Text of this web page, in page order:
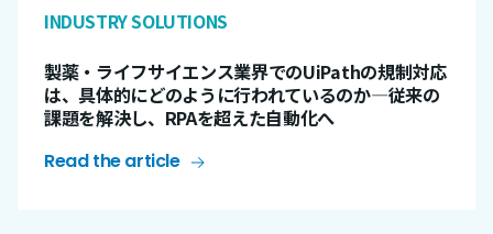
INDUSTRY SOLUTIONS
製薬・ライフサイエンス業界でのUiPathの規制対応
は、具体的にどのように行われているのか―従来の
課題を解決し、RPAを超えた自動化へ
Read the article